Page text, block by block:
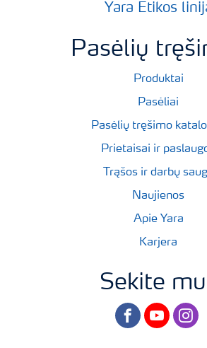
Yara Etikos
Pasėlių
Produktai
Pasėliai
Pasėlių tręšimo
Prietaisai ir
Trąšos ir darbų
Naujienos
Apie Yara
Karjera
Sekite
facebookyoutube